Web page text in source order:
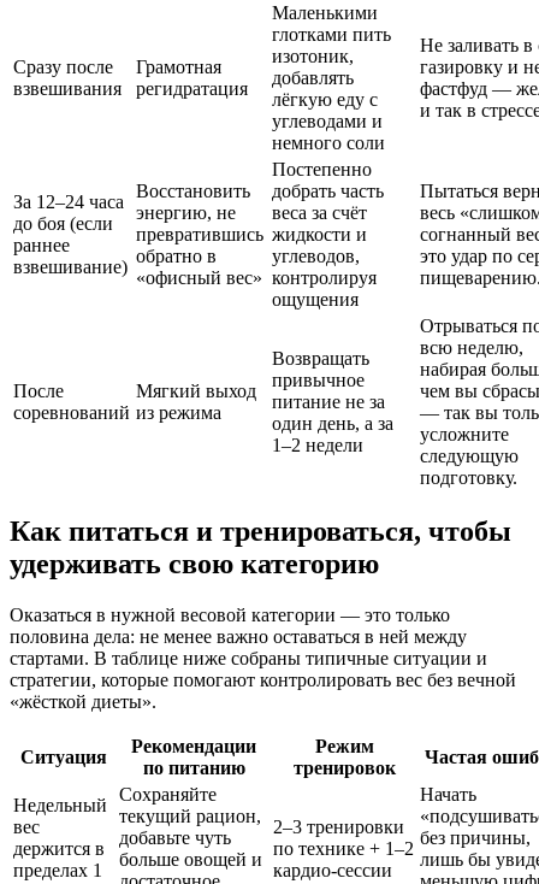
Сразу после
взвешивания
Грамотная
регидратация
Маленькими
глотками пить
изотоник,
добавлять
лёгкую еду с
углеводами и
немного соли
Не заливать в
газировку и
фастфуд —
и так в
За 12–24 часа
до боя (если
раннее
взвешивание)
Восстановить
энергию, не
превратившись
обратно в
«офисный вес»
Постепенно
добрать часть
веса за счёт
жидкости и
углеводов,
контролируя
ощущения
Пытаться
весь
согнанный
это удар по
После
соревнований
Мягкий выход
из режима
Возвращать
привычное
питание не за
один день, а за
1–2 недели
Отрываться
всю неделю,
набирая
чем вы
— так вы
усложните
следующую
подготовку.
Как питаться и тренироваться, чтобы
удерживать свою категорию
Оказаться в нужной весовой категории — это только
половина дела: не менее важно оставаться в ней между
стартами. В таблице ниже собраны типичные ситуации и
стратегии, которые помогают контролировать вес без вечной
«жёсткой диеты».
Ситуация
Рекомендации
по питанию
Режим
тренировок
Частая
Недельный
вес
держится в
пределах 1
Сохраняйте
текущий рацион,
добавьте чуть
больше овощей и
2–3 тренировки
по технике + 1–2
кардио-сессии
Начать
без причины,
лишь бы